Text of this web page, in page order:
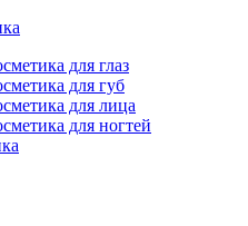
для глаз
для губ
для лица
для ногтей